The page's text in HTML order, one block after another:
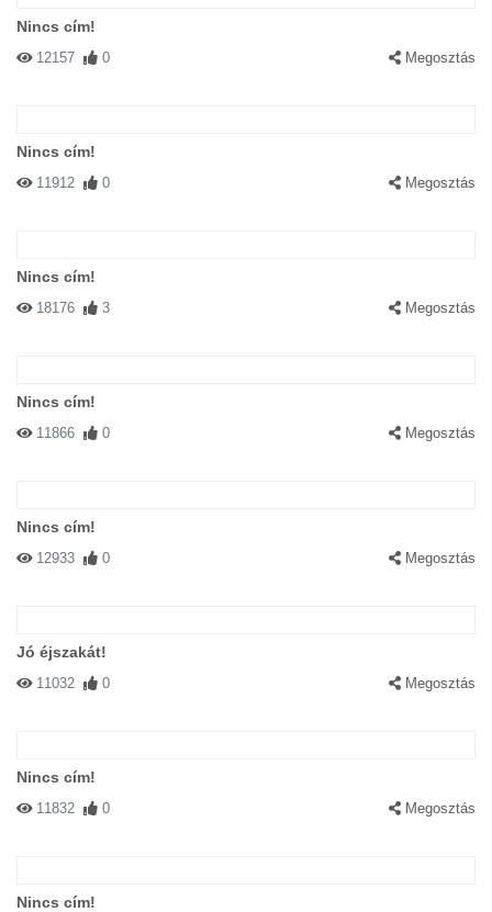
Nincs cím!
12157 0 Megosztás
Nincs cím!
11912 0 Megosztás
Nincs cím!
18176 3 Megosztás
Nincs cím!
11866 0 Megosztás
Nincs cím!
12933 0 Megosztás
Jó éjszakát!
11032 0 Megosztás
Nincs cím!
11832 0 Megosztás
Nincs cím!